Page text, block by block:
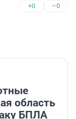
+0 –0
область
БПЛА